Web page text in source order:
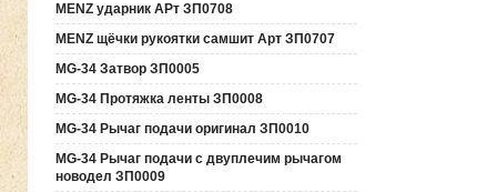
MENZ ударник АРт ЗП0708
MENZ щёчки рукоятки самшит Арт ЗП0707
MG-34 Затвор ЗП0005
MG-34 Протяжка ленты ЗП0008
MG-34 Рычаг подачи оригинал ЗП0010
MG-34 Рычаг подачи с двуплечим рычагом
новодел ЗП0009